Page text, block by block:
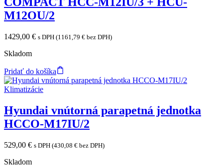
M12OU/2
1429,00 € s DPH (1161,79 € bez DPH)
Skladom
Pridať do košíka
Klimatizácie
Hyundai vnútorná parapetná jednotka
HCCO-M17IU/2
529,00 € s DPH (430,08 € bez DPH)
Skladom